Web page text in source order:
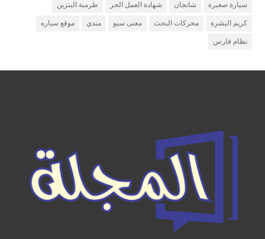
سيارة صغيرة شانجان شهادة العمل الحر طرمبة البنزين
كريم البشرة محركات البحث معنى سيو مندي موقع سياره
نظام فارس